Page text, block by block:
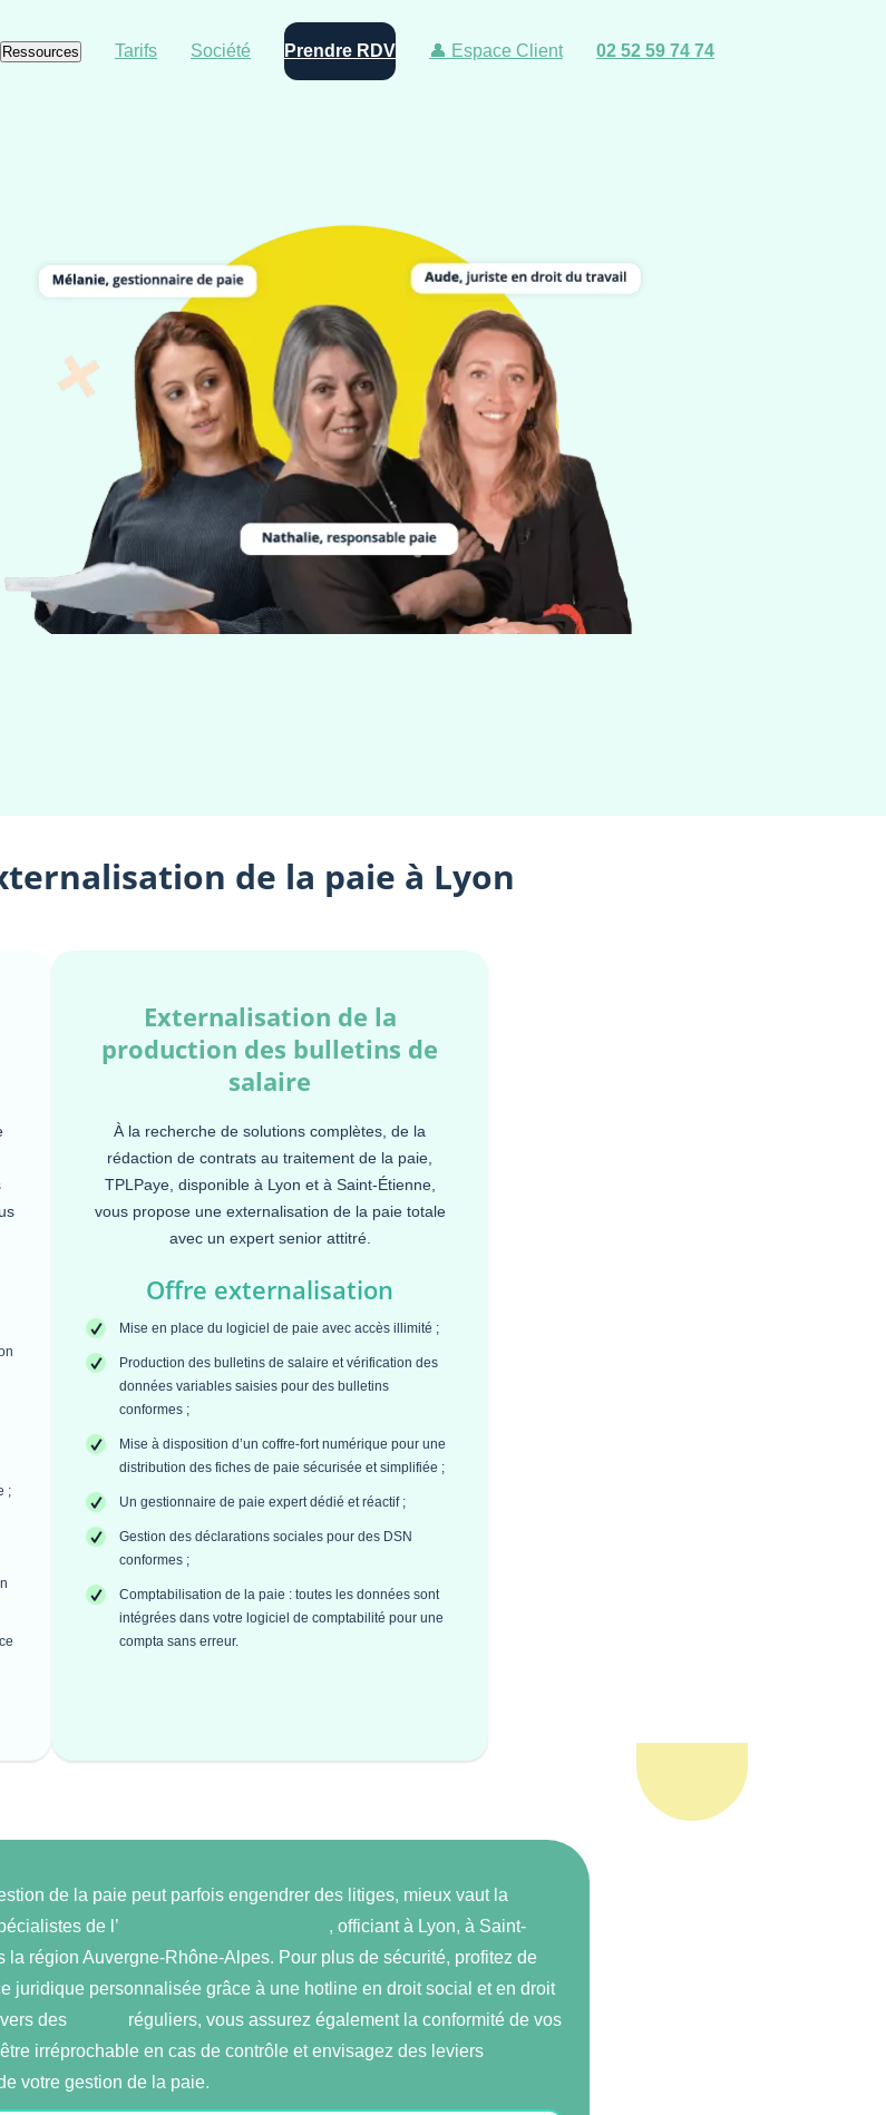
Ressources Tarifs Société Prendre RDV 👤 Espace Client 02 52 59 74 74
de la paie à Lyon
;
Externalisation de la
production des bulletins de
salaire
À la recherche de solutions complètes, de la
rédaction de contrats au traitement de la paie,
TPLPaye, disponible à Lyon et à Saint-Étienne,
vous propose une externalisation de la paie totale
avec un expert senior attitré.
Offre externalisation
Mise en place du logiciel de paie avec accès illimité ;
Production des bulletins de salaire et vérification des
données variables saisies pour des bulletins
conformes ;
Mise à disposition d’un coffre-fort numérique pour une
distribution des fiches de paie sécurisée et simplifiée ;
Un gestionnaire de paie expert dédié et réactif ;
Gestion des déclarations sociales pour des DSN
conformes ;
Comptabilisation de la paie : toutes les données sont
intégrées dans votre logiciel de comptabilité pour une
compta sans erreur.
de la paie peut parfois engendrer des litiges, mieux vaut la
de l’
, officiant à Lyon, à Saint-
la région Auvergne-Rhône-Alpes. Pour plus de sécurité, profitez de
juridique personnalisée grâce à une hotline en droit social et en droit
des
réguliers, vous assurez également la conformité de vos
irréprochable en cas de contrôle et envisagez des leviers
votre gestion de la paie.